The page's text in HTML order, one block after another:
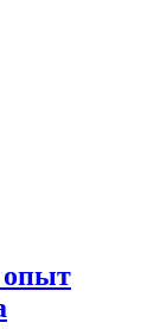
опыт